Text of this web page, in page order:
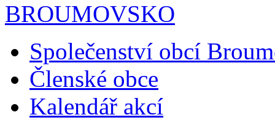
Společenství obcí
Členské obce
Kalendář akcí